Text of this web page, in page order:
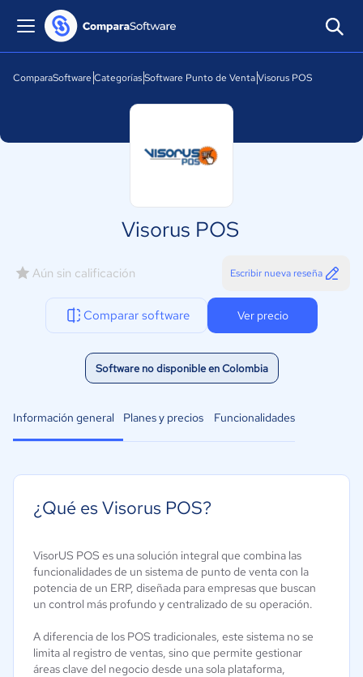
ComparaSoftware CategoríasSoftware Punto de VentaVisorus POS
Visorus POS
Aún sin calificación Escribir nueva reseña
Comparar software Ver precio
Software no disponible en Colombia
Información general Planes y precios Funcionalidades
¿Qué es Visorus POS?
VisorUS POS es una solución integral que combina las
funcionalidades de un sistema de punto de venta con la
potencia de un ERP, diseñada para empresas que buscan
un control más profundo y centralizado de su operación.
A diferencia de los POS tradicionales, este sistema no se
limita al registro de ventas, sino que permite gestionar
áreas clave del negocio desde una sola plataforma,